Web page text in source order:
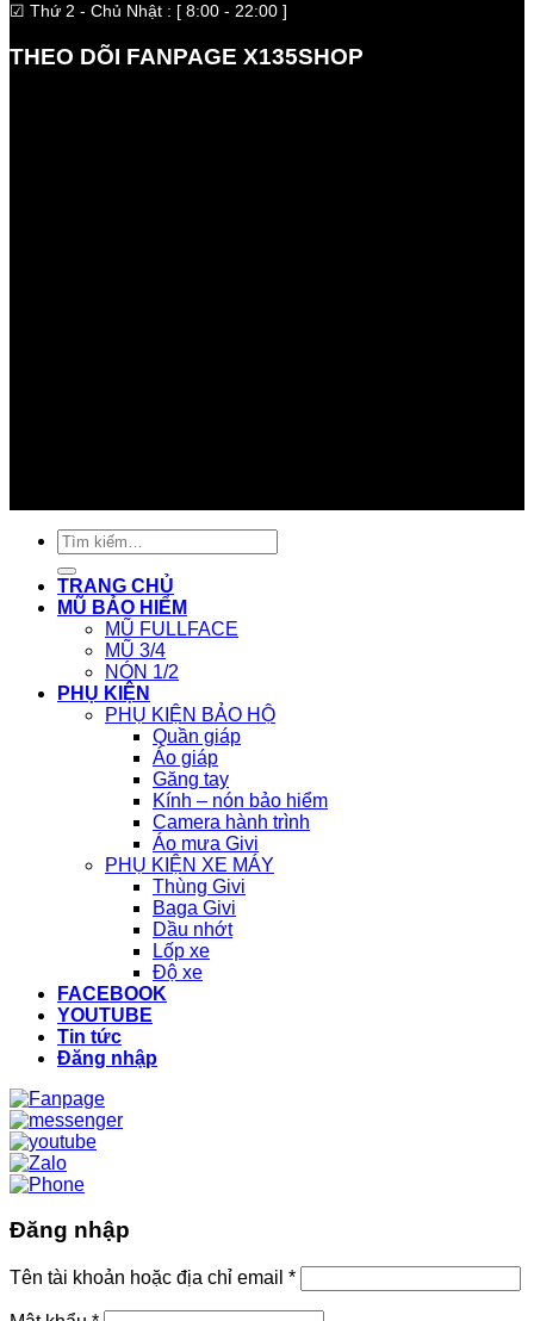
☑ Thứ 2 - Chủ Nhật : [ 8:00 - 22:00 ]
THEO DÕI FANPAGE X135SHOP
Tìm
kiếm:
TRANG CHỦ
MŨ BẢO HIỂM
MŨ FULLFACE
MŨ 3/4
NÓN 1/2
PHỤ KIỆN
PHỤ KIỆN BẢO HỘ
Quần giáp
Áo giáp
Găng tay
Kính – nón bảo hiểm
Camera hành trình
Áo mưa Givi
PHỤ KIỆN XE MÁY
Thùng Givi
Baga Givi
Dầu nhớt
Lốp xe
Độ xe
FACEBOOK
YOUTUBE
Tin tức
Đăng nhập
Đăng nhập
Tên tài khoản hoặc địa chỉ email *